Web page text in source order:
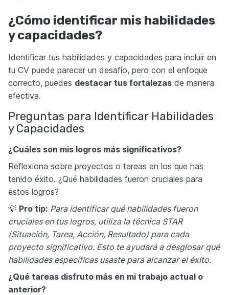
¿Cómo identificar mis habilidades
y capacidades?
Identificar tus habilidades y capacidades para incluir en
tu CV puede parecer un desafío, pero con el enfoque
correcto, puedes destacar tus fortalezas de manera
efectiva.
Preguntas para Identificar Habilidades
y Capacidades
¿Cuáles son mis logros más significativos?
Reflexiona sobre proyectos o tareas en los que has
tenido éxito. ¿Qué habilidades fueron cruciales para
estos logros?
💡 Pro tip: Para identificar qué habilidades fueron
cruciales en tus logros, utiliza la técnica STAR
(Situación, Tarea, Acción, Resultado) para cada
proyecto significativo. Esto te ayudará a desglosar qué
habilidades específicas usaste para alcanzar el éxito.
¿Qué tareas disfruto más en mi trabajo actual o
anterior?